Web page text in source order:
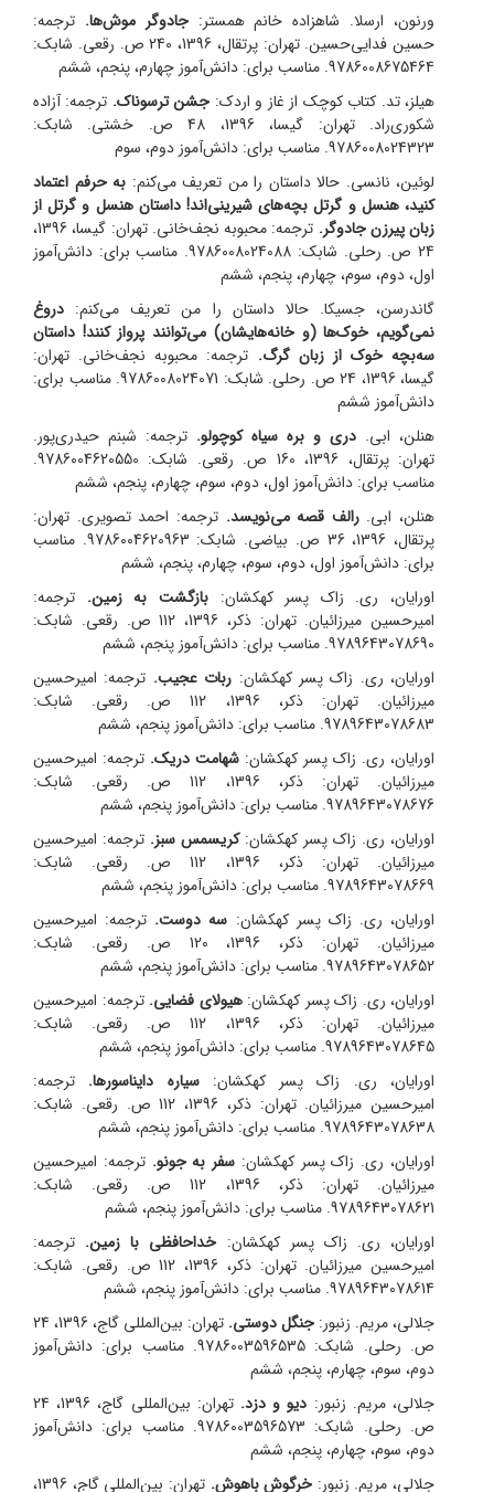
ورنون، ارسلا. شاهزاده خانم همستر:جادوگر موش‌ها. ترجمه:
حسین فدایی‌حسین. تهران: پرتقال، 1396، 240 ص. رقعی. شابک:
9786008675464. مناسب برای: دانش‌آموز چهارم، پنجم، ششم
هیلز، تد. کتاب کوچک از غاز و اردک: جشن ترسوناک. ترجمه: آزاده
شکوری‌راد. تهران: گیسا، 1396، 48 ص. خشتی. شابک:
9786008024323. مناسب برای: دانش‌آموز دوم، سوم
لوئین، نانسی. حالا داستان را من تعریف می‌کنم: به حرفم اعتماد
کنید، هنسل و گرتل بچه‌های شیرینی‌اند! داستان هنسل و گرتل از
زبان پیرزن جادوگر.
ترجمه: محبوبه نجف‌خانی. تهران: گیسا، 1396،
24 ص. رحلی. شابک: 9786008024088. مناسب برای: دانش‌آموز
اول، دوم، سوم، چهارم، پنجم، ششم
گاندرسن، جسیکا. حالا داستان را من تعریف می‌کنم: دروغ
نمی‌گویم، خوک‌ها (و خانه‌هایشان) می‌توانند پرواز کنند! داستان
سه‌بچه خوک از زبان گرگ. ترجمه: محبوبه نجف‌خانی. تهران:
گیسا، 1396، 24 ص. رحلی. شابک: 9786008024071. مناسب برای:
دانش‌آموز ششم
هنلن، ابی. دری و بره سیاه کوچولو. ترجمه: شبنم حیدری‌پور.
تهران: پرتقال، 1396، 160 ص. رقعی. شابک: 9786004620550.
مناسب برای: دانش‌آموز اول، دوم، سوم، چهارم، پنجم، ششم
هنلن، ابی.رالف قصه می‌نویسد. ترجمه: احمد تصویری. تهران:
پرتقال، 1396، 36 ص. بیاضی. شابک: 9786004620963. مناسب
برای: دانش‌آموز اول، دوم، سوم، چهارم، پنجم، ششم
اورایان، ری. زاک پسر کهکشان:بازگشت به زمین. ترجمه:
امیرحسین میرزائیان. تهران: ذکر، 1396، 112 ص. رقعی. شابک:
9789643078690. مناسب برای: دانش‌آموز پنجم، ششم
اورایان، ری. زاک پسر کهکشان: ربات عجیب. ترجمه: امیرحسین
میرزائیان. تهران: ذکر، 1396، 112 ص. رقعی. شابک:
9789643078683. مناسب برای: دانش‌آموز پنجم، ششم
اورایان، ری. زاک پسر کهکشان: شهامت دریک. ترجمه: امیرحسین
میرزائیان. تهران: ذکر، 1396، 112 ص. رقعی. شابک:
9789643078676. مناسب برای: دانش‌آموز پنجم، ششم
اورایان، ری. زاک پسر کهکشان:کریسمس سبز. ترجمه: امیرحسین
میرزائیان. تهران: ذکر، 1396، 112 ص. رقعی. شابک:
9789643078669. مناسب برای: دانش‌آموز پنجم، ششم
اورایان، ری. زاک پسر کهکشان: سه دوست. ترجمه: امیرحسین
میرزائیان. تهران: ذکر، 1396، 120 ص. رقعی. شابک:
9789643078652. مناسب برای: دانش‌آموز پنجم، ششم
اورایان، ری. زاک پسر کهکشان:هیولای فضایی. ترجمه: امیرحسین
میرزائیان. تهران: ذکر، 1396، 112 ص. رقعی. شابک:
9789643078645. مناسب برای: دانش‌آموز پنجم، ششم
اورایان، ری. زاک پسر کهکشان:سیاره دایناسورها. ترجمه:
امیرحسین میرزائیان. تهران: ذکر، 1396، 112 ص. رقعی. شابک:
9789643078638. مناسب برای: دانش‌آموز پنجم، ششم
اورایان، ری. زاک پسر کهکشان: سفر به جونو. ترجمه: امیرحسین
میرزائیان. تهران: ذکر، 1396، 112 ص. رقعی. شابک:
9789643078621. مناسب برای: دانش‌آموز پنجم، ششم
اورایان، ری. زاک پسر کهکشان: خداحافظی با زمین. ترجمه:
امیرحسین میرزائیان. تهران: ذکر، 1396، 112 ص. رقعی. شابک:
9789643078614. مناسب برای: دانش‌آموز پنجم، ششم
جلالی، مریم. زنبور: جنگل دوستی.
تهران: بین‌المللی گاج، 1396، 24
ص. رحلی. شابک: 9786003596535. مناسب برای: دانش‌آموز
دوم، سوم، چهارم، پنجم، ششم
جلالی، مریم. زنبور: دیو و دزد.
تهران: بین‌المللی گاج، 1396، 24
ص. رحلی. شابک: 9786003596573. مناسب برای: دانش‌آموز
دوم، سوم، چهارم، پنجم، ششم
جلالی، مریم. زنبور: خرگوش باهوش. تهران: بین‌المللی گاج، 1396،